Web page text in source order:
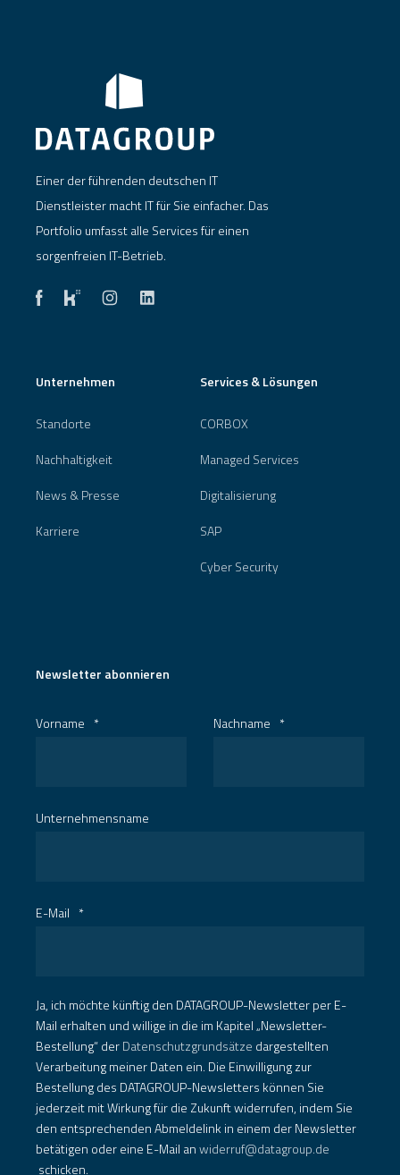
Einer der führenden deutschen IT
Dienstleister macht IT für Sie einfacher. Das
Portfolio umfasst alle Services für einen
sorgenfreien IT-Betrieb.
Unternehmen
Standorte
Nachhaltigkeit
News & Presse
Karriere
Services & Lösungen
CORBOX
Managed Services
Digitalisierung
SAP
Cyber Security
Newsletter abonnieren
Vorname * Nachname *
Unternehmensname
E-Mail *
Ja, ich möchte künftig den DATAGROUP-Newsletter per E-
Mail erhalten und willige in die im Kapitel „Newsletter-
Bestellung“ derDatenschutzgrundsätze dargestellten
Verarbeitung meiner Daten ein. Die Einwilligung zur
Bestellung des DATAGROUP-Newsletters können Sie
jederzeit mit Wirkung für die Zukunft widerrufen, indem Sie
den entsprechenden Abmeldelink in einem der Newsletter
betätigen oder eine E-Mail anwiderruf@datagroup.de
schicken.